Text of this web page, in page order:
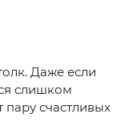
Даже если
слишком
счастливых